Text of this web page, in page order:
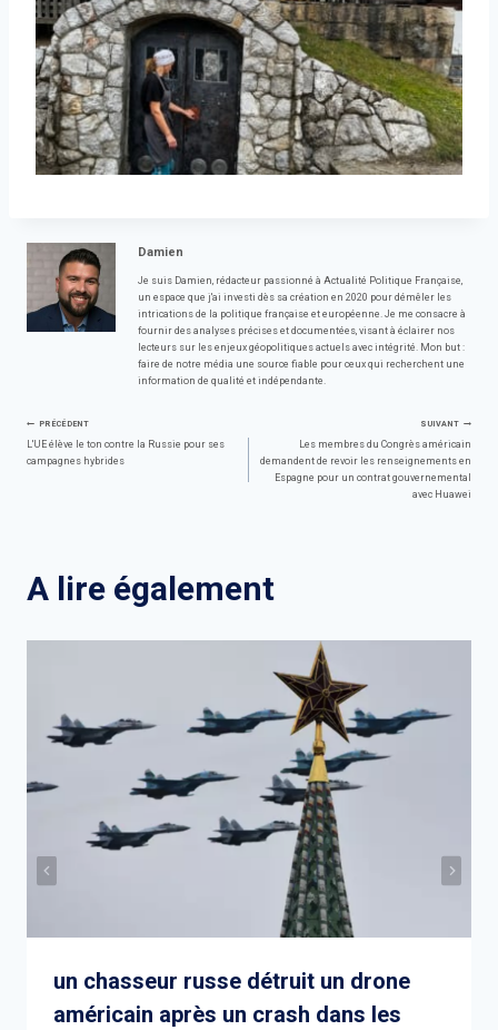
Damien
Je suis Damien, rédacteur passionné à Actualité Politique Française,
un espace que j'ai investi dès sa création en 2020 pour démêler les
intrications de la politique française et européenne. Je me consacre à
fournir des analyses précises et documentées, visant à éclairer nos
lecteurs sur les enjeux géopolitiques actuels avec intégrité. Mon but :
faire de notre média une source fiable pour ceux qui recherchent une
information de qualité et indépendante.
Navigation
PRÉCÉDENT
L'UE élève le ton contre la Russie pour ses
campagnes hybrides
SUIVANT
Les membres du Congrès américain
demandent de revoir les renseignements en
Espagne pour un contrat gouvernemental
avec Huawei
A lire également
un chasseur russe détruit un drone
américain après un crash dans les